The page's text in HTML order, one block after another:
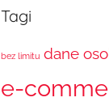
Tagi
bez limitu dane
e-